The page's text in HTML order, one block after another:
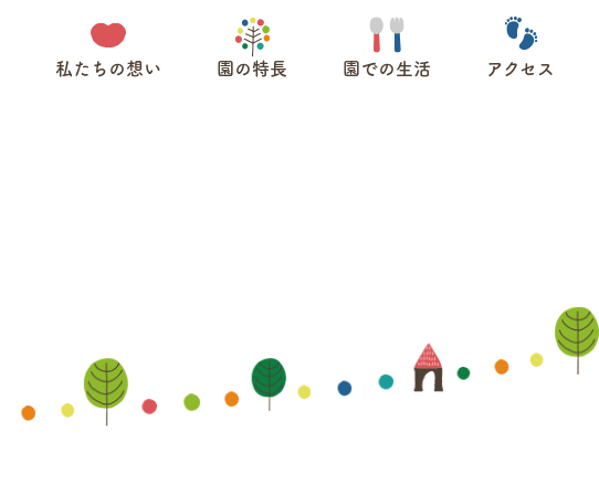
私たちの想い 園の特長 園での生活 アクセス